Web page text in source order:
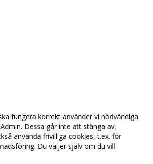
fungera korrekt använder vi nödvändiga
Dessa går inte att stänga av.
använda frivilliga cookies, t.ex. för
Du väljer själv om du vill